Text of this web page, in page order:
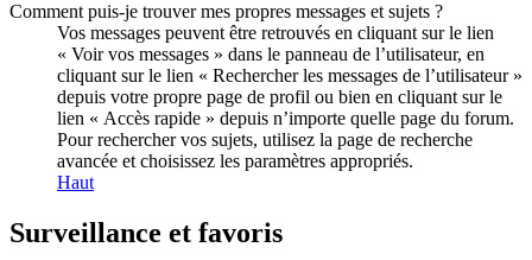
Comment puis-je trouver mes propres messages et sujets ?
Vos messages peuvent être retrouvés en cliquant sur le lien
« Voir vos messages » dans le panneau de l’utilisateur, en
cliquant sur le lien « Rechercher les messages de l’utilisateur »
depuis votre propre page de profil ou bien en cliquant sur le
lien « Accès rapide » depuis n’importe quelle page du forum.
Pour rechercher vos sujets, utilisez la page de recherche
avancée et choisissez les paramètres appropriés.
Haut
Surveillance et favoris